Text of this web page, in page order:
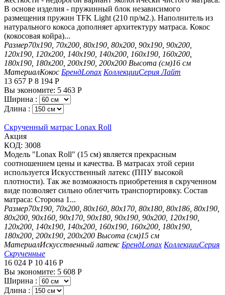
В основе изделия - пружинный блок независимого
размещения пружин TFK Light (210 пр/м2.). Наполнитель из
натурального кокоса дополняет архитектуру матраса. Кокос
(кокосовая койра)...
Размер70х190, 70х200, 80х190, 80х200, 90х190, 90х200,
120х190, 120х200, 140х190, 140х200, 160х190, 160х200,
180х190, 180х200, 200х190, 200х200 Высота (см)16 см
МатериалКокос БрендLonax КоллекцииСерия Лайт
13 657 Р 8 194 Р
Вы экономите: 5 463 Р
Ширина :
Длина :
Скрученный матрас Lonax Roll
Aкция
КОД: 3008
Модель "Lonax Roll" (15 см) является прекрасным
соотношением цены и качества. В матрасах этой серии
используется Искусственный латекс (ППУ высокой
плотности). Так же возможность приобретения в скрученном
виде позволяет сильно облегчить транспортировку. Состав
матраса: Сторона 1...
Размер70х190, 70х200, 80х160, 80х170, 80х180, 80х186, 80х190,
80х200, 90х160, 90х170, 90х180, 90х190, 90х200, 120х190,
120х200, 140х190, 140х200, 160х190, 160х200, 180х190,
180х200, 200х190, 200х200 Высота (см)15 см
МатериалИскусственный латекс БрендLonax КоллекцииСерия
Скрученные
16 024 Р 10 416 Р
Вы экономите: 5 608 Р
Ширина :
Длина :